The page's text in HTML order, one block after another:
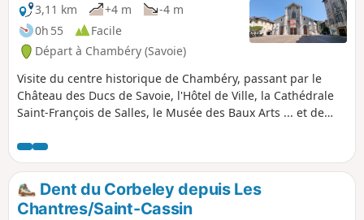
3,11 km
+4 m
-4 m
0h 55
Facile
Départ à Chambéry (Savoie)
Visite du centre historique de Chambéry, passant par le
Château des Ducs de Savoie, l'Hôtel de Ville, la Cathédrale
Saint-François de Salles, le Musée des Baux Arts ... et de
Dent du Corbeley depuis Les
Chantres/Saint-Cassin